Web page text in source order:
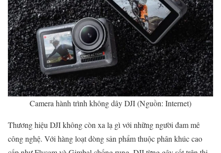
Camera hành trình không dây DJI (Nguồn: Internet)
Thương hiệu DJI không còn xa lạ gì với những người đam mê
công nghệ. Với hàng loạt dòng sản phẩm thuộc phân khúc cao